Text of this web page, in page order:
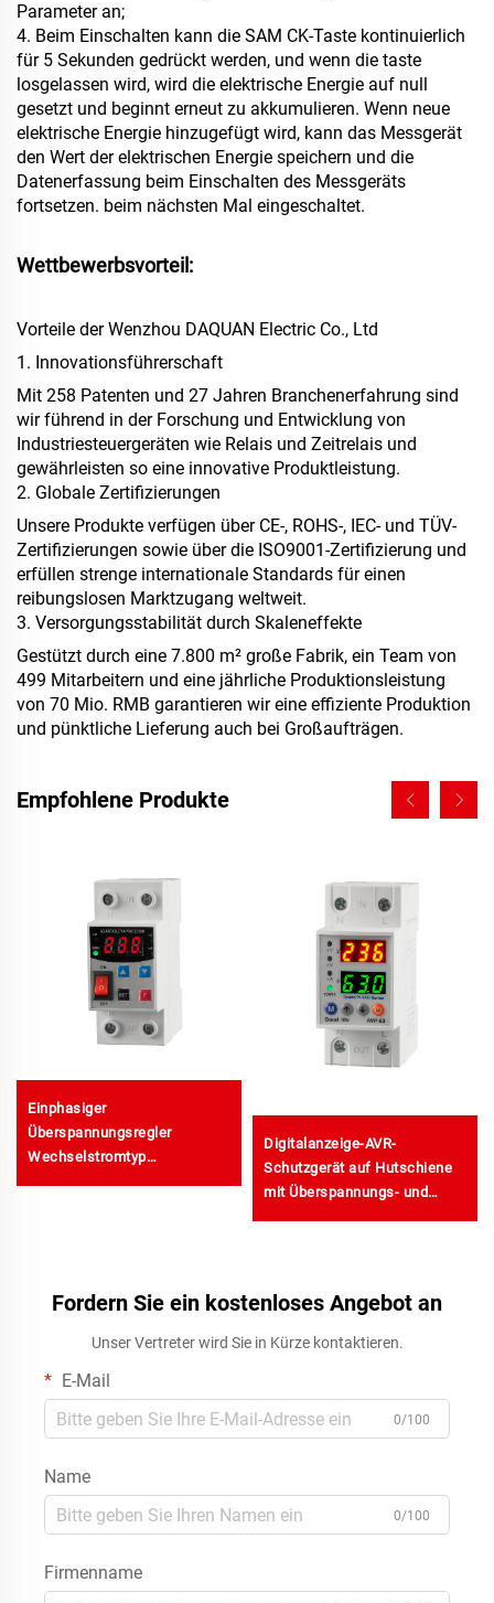
Parameter an;
4. Beim Einschalten kann die SAM CK-Taste kontinuierlich
für 5 Sekunden gedrückt werden, und wenn die taste
losgelassen wird, wird die elektrische Energie auf null
gesetzt und beginnt erneut zu akkumulieren. Wenn neue
elektrische Energie hinzugefügt wird, kann das Messgerät
den Wert der elektrischen Energie speichern und die
Datenerfassung beim Einschalten des Messgeräts
fortsetzen. beim nächsten Mal eingeschaltet.
Wettbewerbsvorteil:
Vorteile der Wenzhou DAQUAN Electric Co., Ltd
1. Innovationsführerschaft
Mit 258 Patenten und 27 Jahren Branchenerfahrung sind
wir führend in der Forschung und Entwicklung von
Industriesteuergeräten wie Relais und Zeitrelais und
gewährleisten so eine innovative Produktleistung.
2. Globale Zertifizierungen
Unsere Produkte verfügen über CE-, ROHS-, IEC- und TÜV-
Zertifizierungen sowie über die ISO9001-Zertifizierung und
erfüllen strenge internationale Standards für einen
reibungslosen Marktzugang weltweit.
3. Versorgungsstabilität durch Skaleneffekte
Gestützt durch eine 7.800 m² große Fabrik, ein Team von
499 Mitarbeitern und eine jährliche Produktionsleistung
von 70 Mio. RMB garantieren wir eine effiziente Produktion
und pünktliche Lieferung auch bei Großaufträgen.
Empfohlene Produkte
Einphasiger
Überspannungsregler
Wechselstromtyp
Digitalanzeige-AVR-
Schutzgerät auf Hutschiene
mit Überspannungs- und
Fordern Sie ein kostenloses Angebot an
Unser Vertreter wird Sie in Kürze kontaktieren.
E-Mail
0/100
Name
0/100
Firmenname